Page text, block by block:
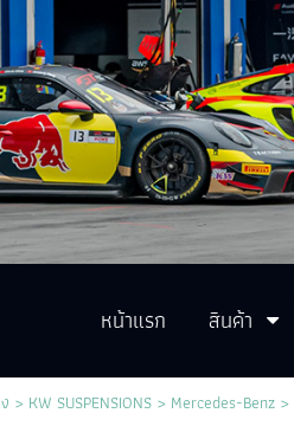
หน้าแรก สินค้า
> KW SUSPENSIONS> Mercedes-Benz>